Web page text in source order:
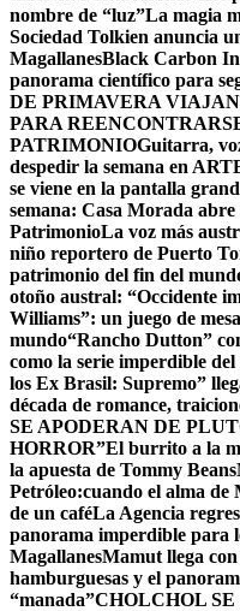
nombre de “luz”La magia
Sociedad Tolkien anuncia
MagallanesBlack Carbon
panorama científico para
DE PRIMAVERA
PARA
PATRIMONIOGuitarra,
despedir la semana en
se viene en la pantalla
semana: Casa Morada
PatrimonioLa voz más
niño reportero de Puerto
patrimonio del fin del
otoño austral: “Occidente
Williams”: un juego de
mundo“Rancho Dutton”
como la serie imperdible
los Ex Brasil: Supremo”
década de romance,
SE APODERAN DE
HORROR”El burrito a la
la apuesta de Tommy Beans
Petróleo:cuando el alma de
de un caféLa Agencia
panorama imperdible para
MagallanesMamut llega
hamburguesas y el
“manada”CHOLCHOL